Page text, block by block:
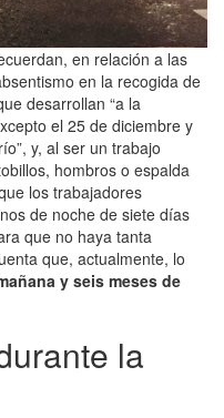
en relación a las
en la recogida de
desarrollan “a la
el 25 de diciembre y
y, al ser un trabajo
hombros o espalda
los trabajadores
de noche de siete días
que no haya tanta
que, actualmente, lo
y seis meses de
la